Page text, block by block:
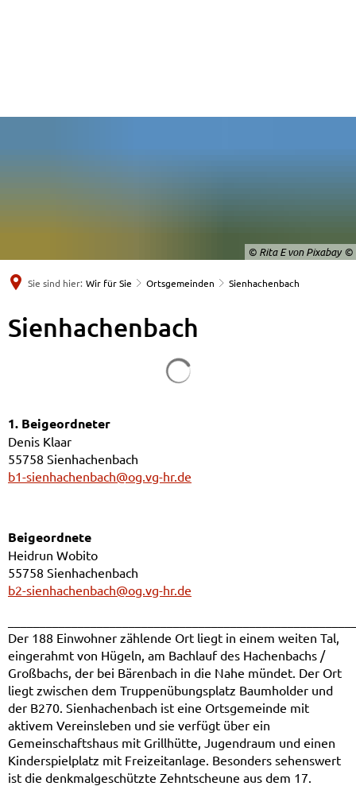
© Rita E von Pixabay
Sie sind hier: Wir für Sie Ortsgemeinden Sienhachenbach
Sienhachenbach
Sienhachenbach
1. Beigeordneter
Denis Klaar
55758 Sienhachenbach
b1-sienhachenbach@og.vg-hr.de
Beigeordnete
Heidrun Wobito
55758 Sienhachenbach
b2-sienhachenbach@og.vg-hr.de
Der 188 Einwohner zählende Ort liegt in einem weiten Tal,
eingerahmt von Hügeln, am Bachlauf des Hachenbachs /
Großbachs, der bei Bärenbach in die Nahe mündet. Der Ort
liegt zwischen dem Truppenübungsplatz Baumholder und
der B270. Sienhachenbach ist eine Ortsgemeinde mit
aktivem Vereinsleben und sie verfügt über ein
Gemeinschaftshaus mit Grillhütte, Jugendraum und einen
Kinderspielplatz mit Freizeitanlage. Besonders sehenswert
ist die denkmalgeschützte Zehntscheune aus dem 17.